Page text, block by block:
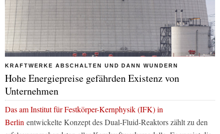
KRAFTWERKE ABSCHALTEN UND DANN WUNDERN
Hohe Energiepreise gefährden Existenz von
Unternehmen
Das am Institut für Festkörper-Kernphysik (IFK) in
Berlin entwickelte Konzept des Dual-Fluid-Reaktors zählt zu den